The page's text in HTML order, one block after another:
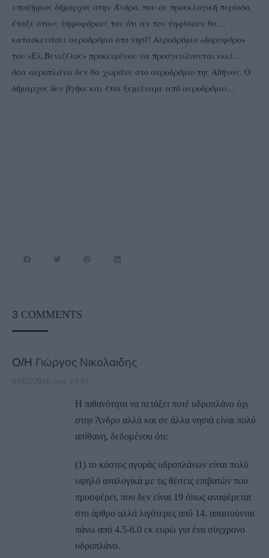
υποψήφιος δήμαρχος στην Άνδρο, που σε προεκλογική περίοδο,
έταξε στους ψηφοφόρους του ότι αν τον ψηφίσουν θα…
κατασκευάσει αεροδρόμιο στο νησί! Αεροδρόμιο «δορυφόρο»
του «Ελ.Βενιζέλος» προκειμένου να προσγειώνονται εκεί…
όσα αεροπλάνα δεν θα χωράνε στο αεροδρόμιο της Αθήνας. Ο
δήμαρχος δεν βγήκε και έτσι ξεμείναμε από αεροδρόμιο…
3 COMMENTS
Ο/Η Γιώργος Νικολαιδης
03/02/2016 στις 19:01
Η πιθανότητα να πετάξει ποτέ υδροπλάνο όχι
στην Άνδρο αλλά και σε άλλα νησιά είναι πολύ
απίθανη, δεδομένου ότι:
(1) το κόστος αγοράς υδροπλάνων είναι πολύ
υψηλό αναλογικά με τις θέσεις επιβατών που
προσφέρει, που δεν είναι 19 όπως αναφέρεται
στο άρθρο αλλά λιγότερες από 14, απαιτούνται
πάνω από 4.5-6.0 εκ ευρώ για ένα σύγχρονο
υδροπλάνο.